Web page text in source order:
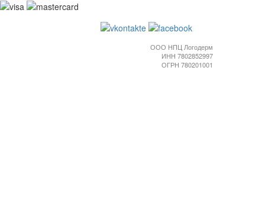
ООО НПЦ Логодерм
ИНН 7802852997
ОГРН 780201001